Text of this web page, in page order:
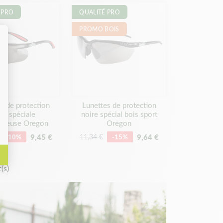
physique. En complément de vos lunettes,
un équipement complet.
:toute commande validée avant 13h est
!
de protection
spéciale
Oregon
-10% 9,45 €
QUALITÉ PRO
PROMO BOIS
Lunettes de protection
noire spécial bois sport
Oregon
11,34 € -15% 9,64 €